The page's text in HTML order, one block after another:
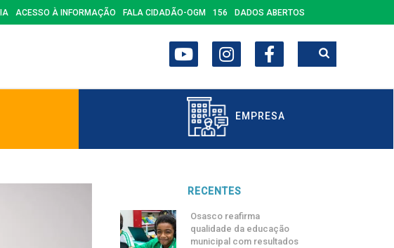
ACESSO À INFORMAÇÃO FALA CIDADÃO-OGM 156 DADOS ABERTOS
EMPRESA
RECENTES
Osasco reafirma
qualidade da educação
municipal com resultados